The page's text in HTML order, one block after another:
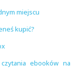
miejscu
kupić?
ebooków na